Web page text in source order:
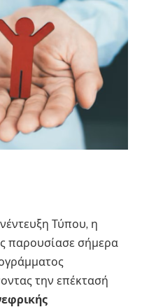
Τύπου, η
παρουσίασε σήμερα
την επέκτασή